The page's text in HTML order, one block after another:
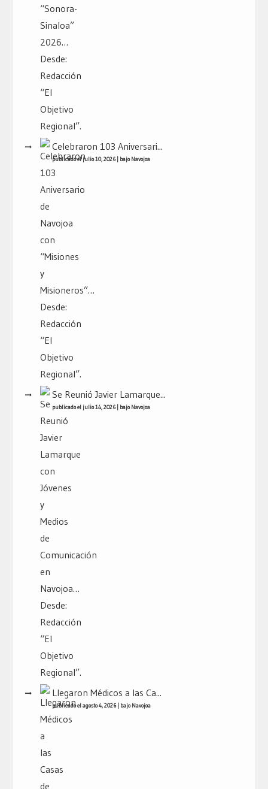
Celebraron 103 Aniversari...
publicado el julio 10, 2026| bajoNavojoa
Se Reunió Javier Lamarque...
publicado el julio 14, 2026| bajoNavojoa
Llegaron Médicos a las Ca...
publicado el agosto 4, 2026| bajoNavojoa